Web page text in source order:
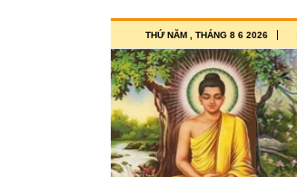
THỨ NĂM , THÁNG 8 6 2026